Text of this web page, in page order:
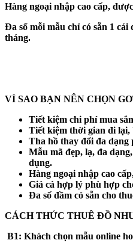
Hàng ngoại nhập cao cấp,
Đa số mỗi mẫu chỉ có sẵn 1
tháng.
VÌ SAO BẠN NÊN CHỌN
Tiết kiệm chi phí mua
Tiết kiệm thời gian đi
Tha hồ thay đổi đa dạng
Mẫu mã đẹp, lạ, đa
dụng.
Hàng ngoại nhập cao
Giá cả hợp lý phù hợp
Đa số đầm có sẵn cho
CÁCH THỨC THUÊ ĐỒ
B1: Khách chọn mẫu online